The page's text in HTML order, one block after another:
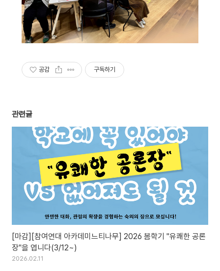
공감 구독하기
관련글
[마감][참여연대 아카데미느티나무] 2026 봄학기 "유쾌한 공론
장"을 엽니다(3/12~)
2026.02.11